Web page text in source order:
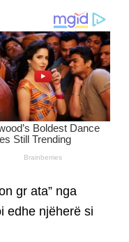
gr ata” nga
edhe njëherë si